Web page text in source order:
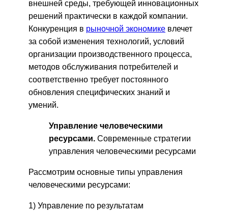
внешней среды, требующей инновационных
решений практически в каждой компании.
Конкуренция в рыночной экономике влечет
за собой изменения технологий, условий
организации производственного процесса,
методов обслуживания потребителей и
соответственно требует постоянного
обновления специфических знаний и
умений.
Управление человеческими
ресурсами. Современные стратегии
управления человеческими ресурсами
Рассмотрим основные типы управления
человеческими ресурсами:
1) Управление по результатам